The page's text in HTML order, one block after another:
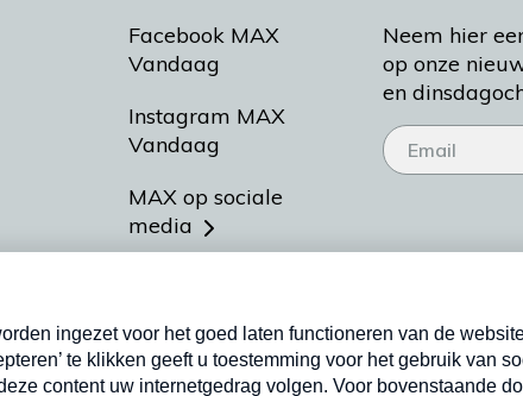
Facebook MAX
Vandaag
Instagram MAX
Vandaag
MAX op sociale
media
Meldpunt Actueel
Heel Holland Bakt
Neem hier
op onze
en
Nieuwsbrief